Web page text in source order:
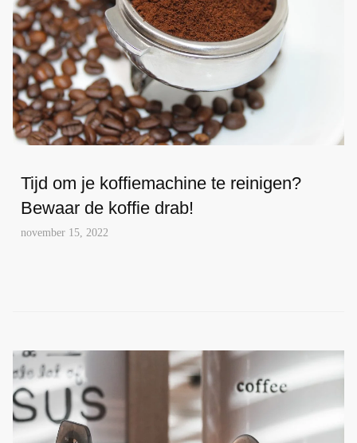
Tijd om je koffiemachine te reinigen?
Bewaar de koffie drab!
november 15, 2022